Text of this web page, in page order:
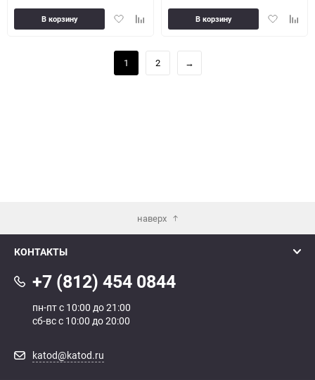
ДобавитьДобавить
В корзину
Добавить
В корзину
1 2 →
наверх
КОНТАКТЫ
+7 (812) 454 0844
пн-пт с 10:00 до 21:00
сб-вс с 10:00 до 20:00
katod@katod.ru